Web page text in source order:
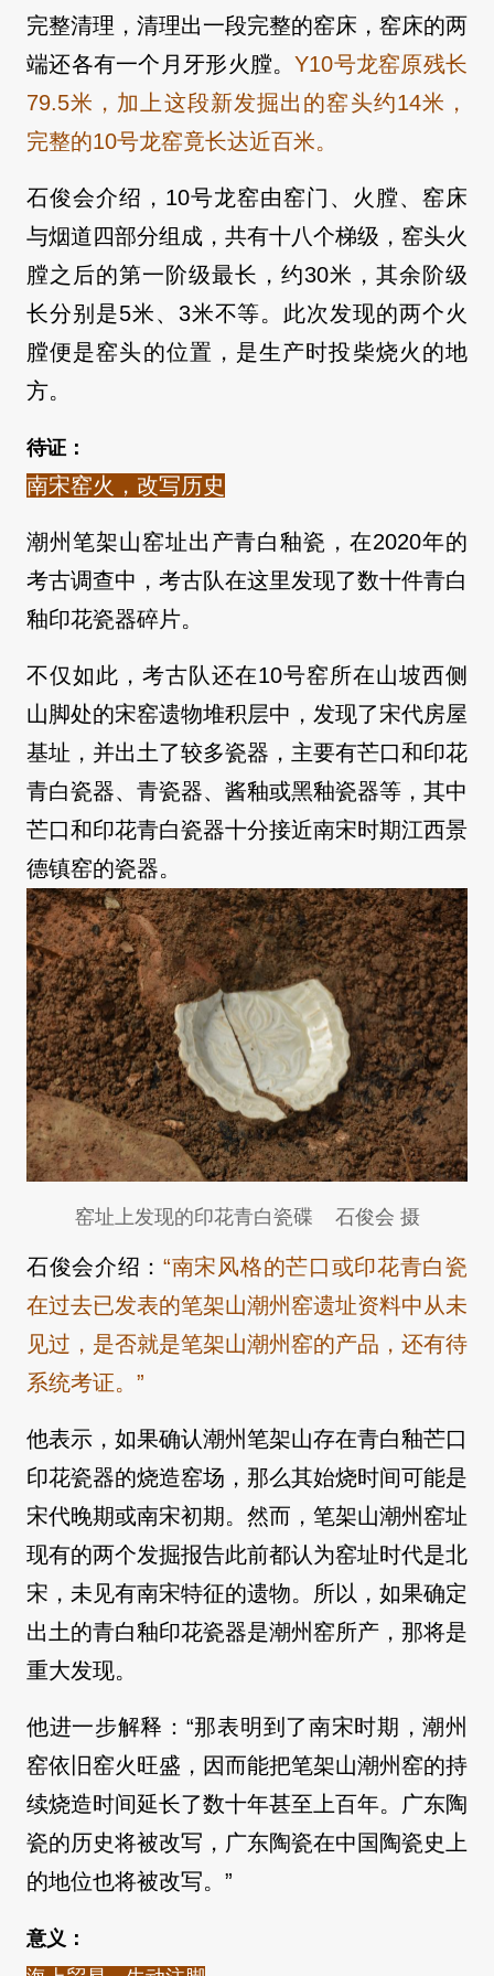
完整清理，清理出一段完整的窑床，窑床的两
端还各有一个月牙形火膛。Y10号龙窑原残长
79.5米，加上这段新发掘出的窑头约14米，
完整的10号龙窑竟长达近百米。
石俊会介绍，10号龙窑由窑门、火膛、窑床
与烟道四部分组成，共有十八个梯级，窑头火
膛之后的第一阶级最长，约30米，其余阶级
长分别是5米、3米不等。 此次发现的两个火
膛便是窑头的位置，是生产时投柴烧火的地
方。
待证：
南宋窑火，改写历史
潮州笔架山窑址出产青白釉瓷，在2020年的
考古调查中，考古队在这里发现了数十件青白
釉印花瓷器碎片。
不仅如此，考古队还在10号窑所在山坡西侧
山脚处的宋窑遗物堆积层中，发现了宋代房屋
基址，并出土了较多瓷器，主要有芒口和印花
青白瓷器、青瓷器、酱釉或黑釉瓷器等，其中
芒口和印花青白瓷器十分接近南宋时期江西景
德镇窑的瓷器。
窑址上发现的印花青白瓷碟 石俊会 摄
石俊会介绍：“南宋风格的芒口或印花青白瓷
在过去已发表的笔架山潮州窑遗址资料中从未
见过，是否就是笔架山潮州窑的产品，还有待
系统考证。”
他表示，如果确认潮州笔架山存在青白釉芒口
印花瓷器的烧造窑场，那么其始烧时间可能是
宋代晚期或南宋初期。然而，笔架山潮州窑址
现有的两个发掘报告此前都认为窑址时代是北
宋，未见有南宋特征的遗物。所以，如果确定
出土的青白釉印花瓷器是潮州窑所产，那将是
重大发现。
他进一步解释：“那表明到了南宋时期，潮州
窑依旧窑火旺盛，因而能把笔架山潮州窑的持
续烧造时间延长了数十年甚至上百年。广东陶
瓷的历史将被改写，广东陶瓷在中国陶瓷史上
的地位也将被改写。”
意义：